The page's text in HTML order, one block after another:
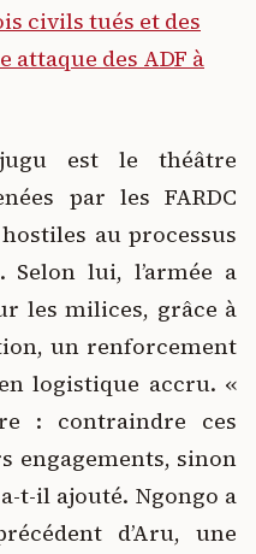
civils tués et des
attaque des ADF à
est le théâtre
par les FARDC
au processus
Selon lui, l’armée a
les milices, grâce à
un renforcement
logistique accru. «
: contraindre ces
engagements, sinon
t-il ajouté. Ngongo a
d’Aru, une